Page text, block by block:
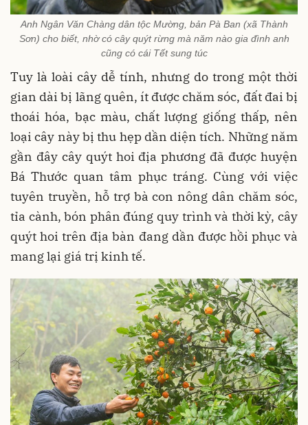
Anh Ngân Văn Chàng dân tộc Mường, bản Pà Ban (xã Thành
Sơn) cho biết, nhờ có cây quýt rừng mà năm nào gia đình anh
cũng có cái Tết sung túc
Tuy là loài cây dễ tính, nhưng do trong một thời
gian dài bị lãng quên, ít được chăm sóc, đất đai bị
thoái hóa, bạc màu, chất lượng giống thấp, nên
loại cây này bị thu hẹp dần diện tích. Những năm
gần đây cây quýt hoi địa phương đã được huyện
Bá Thước quan tâm phục tráng. Cùng với việc
tuyên truyền, hỗ trợ bà con nông dân chăm sóc,
tỉa cành, bón phân đúng quy trình và thời kỳ, cây
quýt hoi trên địa bàn đang dần được hồi phục và
mang lại giá trị kinh tế.